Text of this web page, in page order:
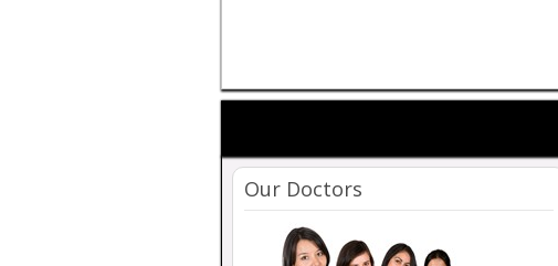
Our Doctors